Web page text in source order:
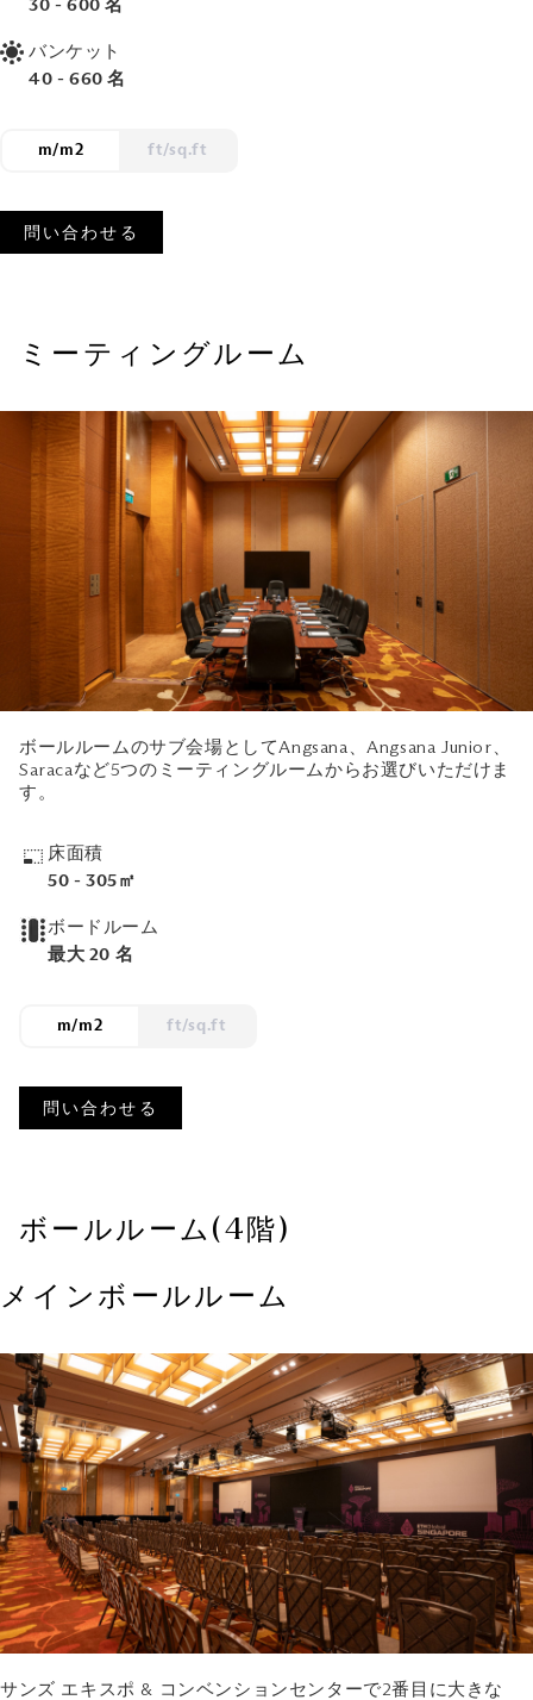
30 - 600 名
バンケット
40 - 660 名
m/m2 ft/sq.ft
問い合わせる
ミーティングルーム
ボールルームのサブ会場としてAngsana、Angsana Junior、
Saracaなど5つのミーティングルームからお選びいただけま
す。
床面積
50 - 305㎡
ボードルーム
最大 20 名
m/m2 ft/sq.ft
問い合わせる
ボールルーム(4階)
メインボールルーム
サンズ エキスポ & コンベンションセンターで2番目に大きな